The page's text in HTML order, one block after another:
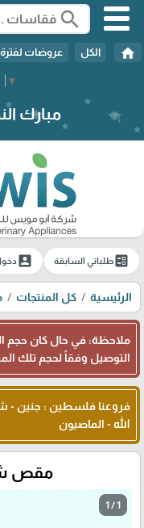
▼
search
home الكل عروضات
مبارك
ballotطلباتي السابقة account_box
الرئيسية كل المنتجات
ملاحظة: في حال كان حجم
التوصيل وفقاً لحجم تلك
فروعنا فلسطين : جنين -
الله - الماصيون
مقص
1 / 1